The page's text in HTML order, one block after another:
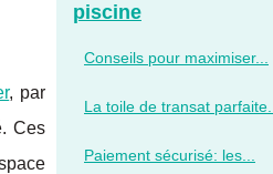
, par
Ces
piscine
Conseils pour maximiser...
La toile de transat parfaite...
Paiement sécurisé: les...